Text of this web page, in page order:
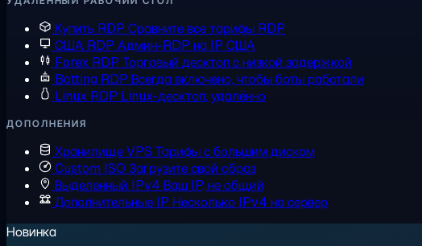
Купить RDP Сравните все тарифы RDP
США RDP Админ-RDP на IP США
Forex RDP Торговый десктоп с низкой задержкой
Botting RDP Всегда включено, чтобы боты работали
Linux RDP Linux-десктоп, удалённо
ДОПОЛНЕНИЯ
Хранилище VPS Тарифы с большим диском
Custom ISO Загрузите свой образ
Выделенный IPv4 Ваш IP, не общий
Дополнительные IP Несколько IPv4 на сервер
Новинка